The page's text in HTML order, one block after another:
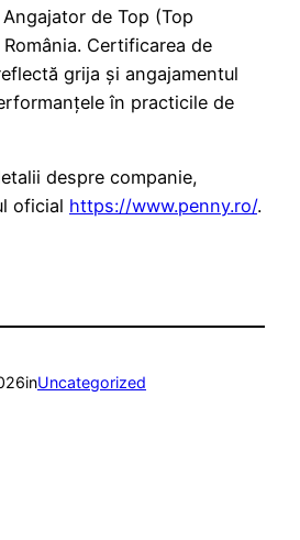
de Top (Top
Certificarea de
grija și angajamentul
în practicile de
despre companie,
oficial https://www.penny.ro/.
inUncategorized